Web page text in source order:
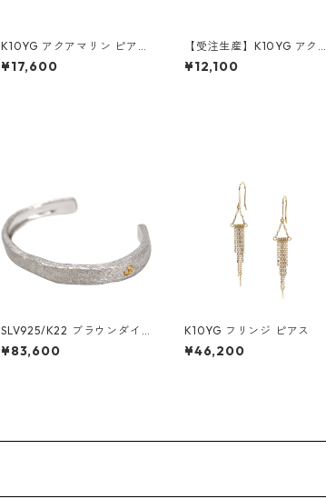
K10YG アクアマリン ピアス
（スタッド）
¥17,600
【受注生産】K10YG アクア
マリン ピアス（スタッド）
¥12,100
SLV925/K22 ブラウンダイ
ヤ バングル（細）
¥83,600
K10YG フリンジ ピアス
¥46,200